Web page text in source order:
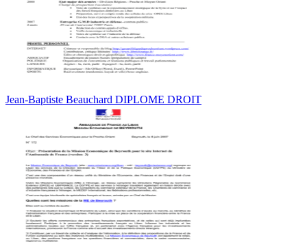
Jean-Baptiste Beauchard DIPLOME DROIT